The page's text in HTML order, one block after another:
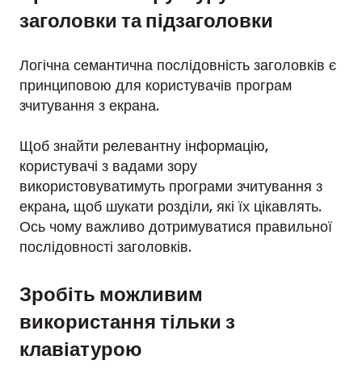
заголовки та підзаголовки
Логічна семантична послідовність заголовків є
принциповою для користувачів програм
зчитування з екрана.
Щоб знайти релевантну інформацію,
користувачі з вадами зору
використовуватимуть програми зчитування з
екрана, щоб шукати розділи, які їх цікавлять.
Ось чому важливо дотримуватися правильної
послідовності заголовків.
Зробіть можливим
використання тільки з
клавіатурою